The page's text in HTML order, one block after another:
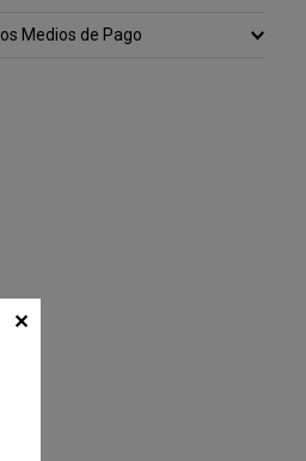
Medios de Pago
✕